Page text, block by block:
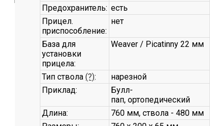
Предохранитель: есть
Прицел.
приспособление:
нет
База для
установки
прицела:
Weaver / Picatinny 22 мм
Тип ствола(?):
нарезной
Приклад:
Булл-
пап, ортопедический
Длина:
760 мм, ствола - 480 мм